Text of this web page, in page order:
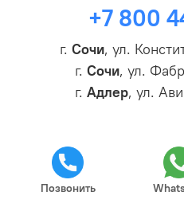
+7 800
г. Сочи, ул.
г. Сочи, ул.
г. Адлер, ул.
Позвонить